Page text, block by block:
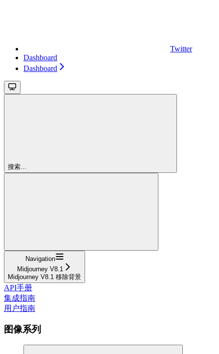
Twitter
Dashboard
Dashboard
搜索...
Navigation
Midjourney V8.1
Midjourney V8.1 移除背景
API手册
集成指南
用户指南
图像系列